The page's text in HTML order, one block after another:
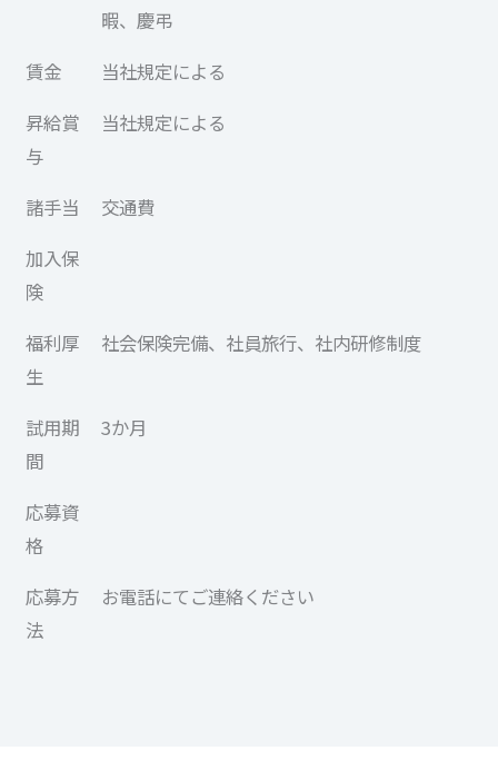
暇、慶弔
賃金
当社規定による
昇給賞
与
当社規定による
諸手当
交通費
加入保
険
福利厚
生
社会保険完備、社員旅行、社内研修制度
試用期
間
3か月
応募資
格
応募方
法
お電話にてご連絡ください